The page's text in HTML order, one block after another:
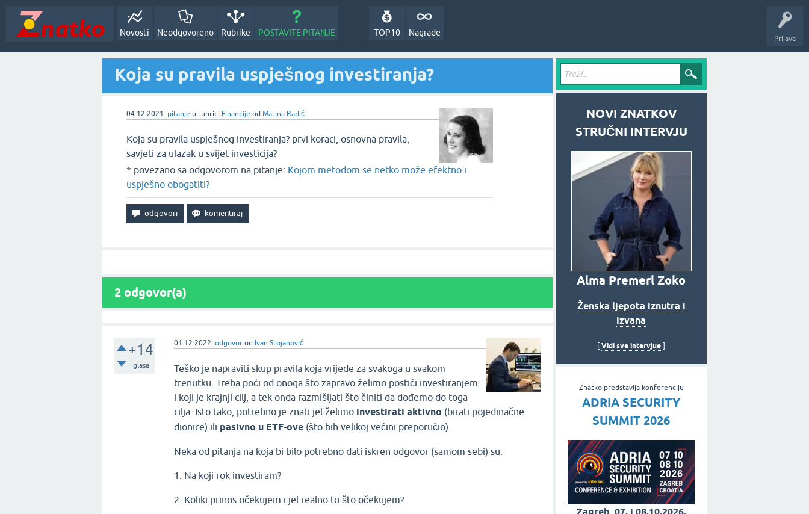
Prijava
Novosti Neodgovoreno Rubrike POSTAVITE PITANJE Nagrade
TOP10
Koja su pravila uspješnog investiranja?
04.12.2021. pitanje u rubrici Financije od Marina Radić
Koja su pravila uspješnog investiranja? prvi koraci, osnovna pravila,
savjeti za ulazak u svijet investicija?
* povezano sa odgovorom na pitanje: Kojom metodom se netko može efektno i
uspješno obogatiti?
2 odgovor(a)
+14
glasa
01.12.2022. odgovor od Ivan Stojanović
Teško je napraviti skup pravila koja vrijede za svakoga u svakom
trenutku. Treba poći od onoga što zapravo želimo postići investiranjem
i koji je krajnji cilj, a tek onda razmišljati što činiti da dođemo do toga
cilja. Isto tako, potrebno je znati jel želimo investirati aktivno (birati pojedinačne
dionice) ili pasivno u ETF-ove (što bih velikoj većini preporučio).
Neka od pitanja na koja bi bilo potrebno dati iskren odgovor (samom sebi) su:
1. Na koji rok investiram?
2. Koliki prinos očekujem i jel realno to što očekujem?
NOVI ZNATKOV
STRUČNI INTERVJU
Alma Premerl Zoko
Ženska ljepota iznutra i
izvana
Vidi sve intervjue
Znatko predstavlja konferenciju
ADRIA SECURITY
SUMMIT 2026
Zagreb, 07. i 08.10.2026.